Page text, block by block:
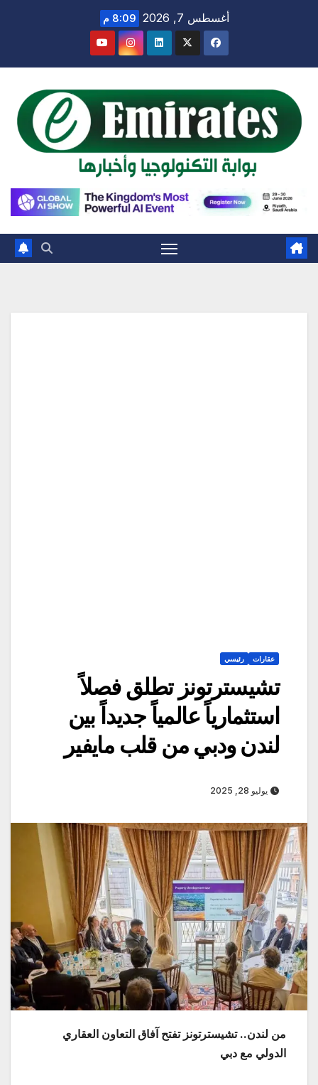
أغسطس 7, 2026 8:09 م
عقارات رئيسي
تشيسترتونز تطلق فصلاً
استثمارياً عالمياً جديداً بين
لندن ودبي من قلب مايفير
يوليو 28, 2025
من لندن.. تشيسترتونز تفتح آفاق التعاون العقاري
الدولي مع دبي